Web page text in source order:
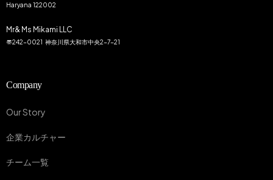
Haryana 122002
Mr& Ms Mikami LLC
〠242-0021 神奈川県大和市中央2−7−21
Company
Our Story
企業カルチャー
チーム一覧